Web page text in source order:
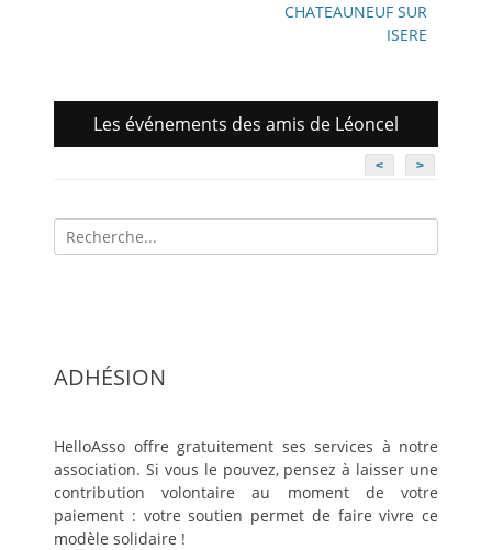
CHATEAUNEUF SUR
ISERE
Les événements des amis de Léoncel
< >
Recherche
pour:
ADHÉSION
HelloAsso offre gratuitement ses services à notre
association. Si vous le pouvez, pensez à laisser une
contribution volontaire au moment de votre
paiement : votre soutien permet de faire vivre ce
modèle solidaire !